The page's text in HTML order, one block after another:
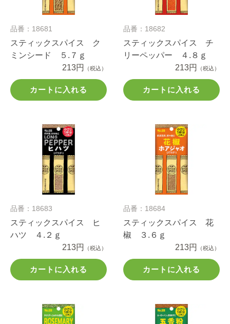
品番：18681
スティックスパイス ク
ミンシード ５.７ｇ
213円
（税込）
カートに入れる
品番：18682
スティックスパイス チ
リーペッパー ４.８ｇ
213円
（税込）
カートに入れる
品番：18683
スティックスパイス ヒ
ハツ ４.２ｇ
213円
（税込）
カートに入れる
品番：18684
スティックスパイス 花
椒 ３.６ｇ
213円
（税込）
カートに入れる